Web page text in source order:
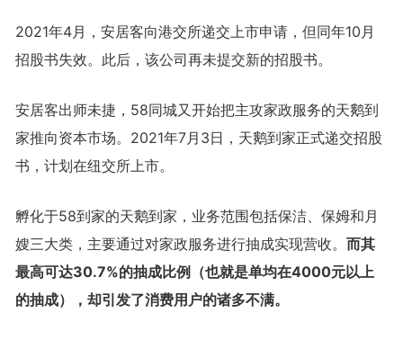
2021年4月，安居客向港交所递交上市申请，但同年10月
招股书失效。此后，该公司再未提交新的招股书。
安居客出师未捷，58同城又开始把主攻家政服务的天鹅到
家推向资本市场。2021年7月3日，天鹅到家正式递交招股
书，计划在纽交所上市。
孵化于58到家的天鹅到家，业务范围包括保洁、保姆和月
嫂三大类，主要通过对家政服务进行抽成实现营收。 而其
最高可达30.7%的抽成比例（也就是单均在4000元以上
的抽成），却引发了消费用户的诸多不满。